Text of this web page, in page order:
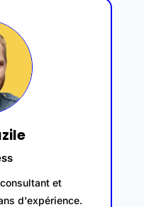
et
d'expérience.